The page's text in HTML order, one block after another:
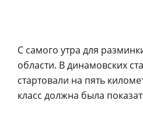
С самого утра для
области. В динамовских
стартовали на пять
класс должна была